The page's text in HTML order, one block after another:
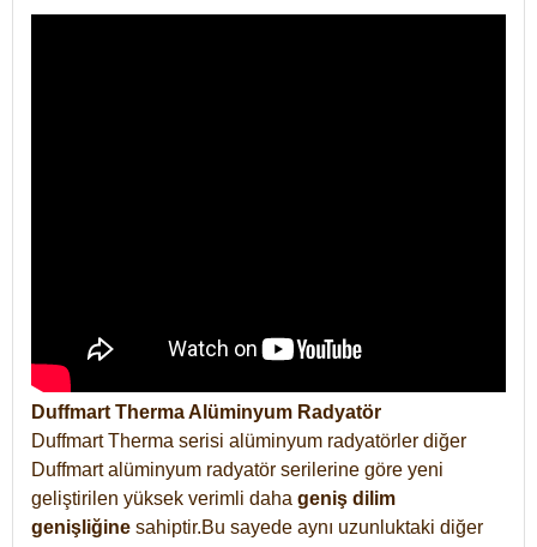
Duffmart Therma Alüminyum Radyatör
Duffmart Therma serisi alüminyum radyatörler diğer
Duffmart alüminyum radyatör serilerine göre yeni
geliştirilen yüksek verimli daha geniş dilim
genişliğine sahiptir.Bu sayede aynı uzunluktaki diğer